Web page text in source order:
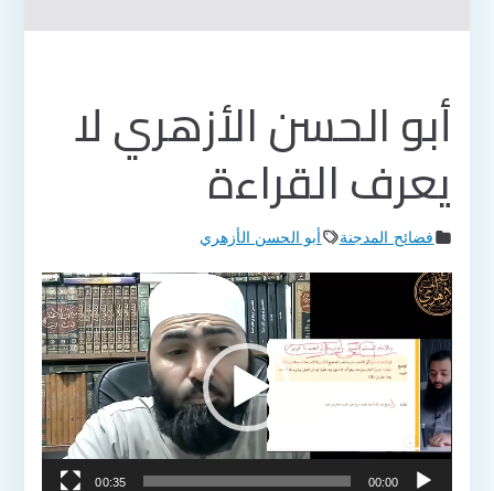
أبو الحسن الأزهري لا
يعرف القراءة
فضائح المدجنة أبو الحسن الأزهري
مشغل
الفيديو
00:00
00:35